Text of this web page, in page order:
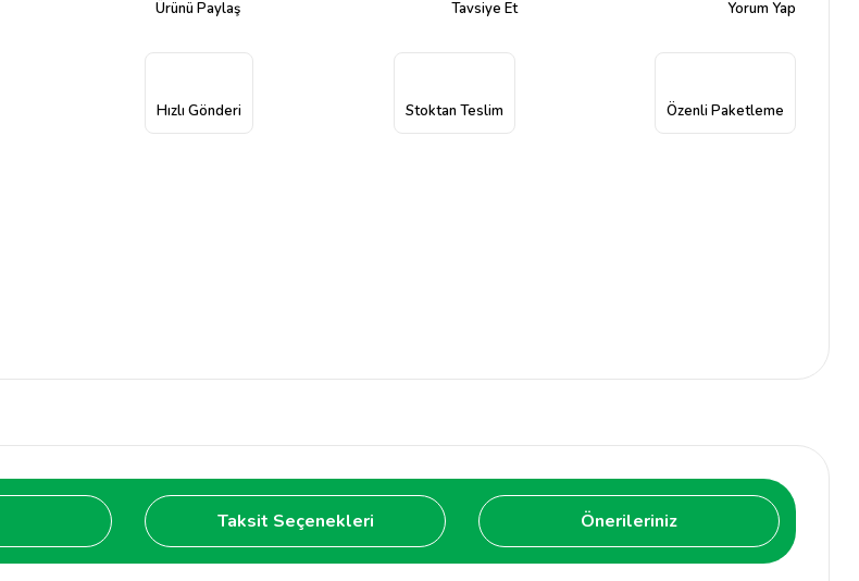
Ürünü Paylaş Tavsiye Et Yorum Yap
Hızlı Gönderi Stoktan Teslim Özenli Paketleme
Taksit Seçenekleri Önerileriniz